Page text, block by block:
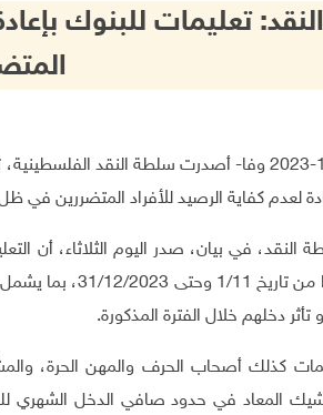
تعليمات للبنوك
رام الله 26-12-2023 وفا- أصدرت سلطة النقد
لعدم كفاية الرصيد للأفراد المتضررين في
في بيان، صدر اليوم الثلاثاء، أن
الرصيد، اعتبارا
دخلهم خلال الفترة المذكورة.
كذلك أصحاب الحرف والمهن الحرة،
المعاد في حدود صافي الدخل الشهري